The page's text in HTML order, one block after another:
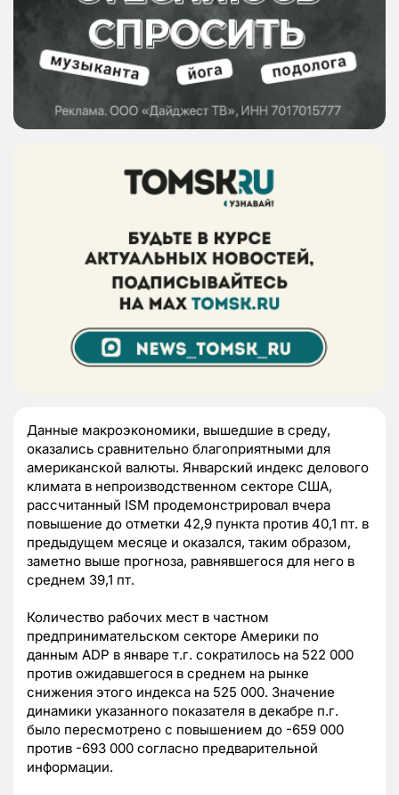
Данные макроэкономики, вышедшие в среду,
оказались сравнительно благоприятными для
американской валюты. Январский индекс делового
климата в непроизводственном секторе США,
рассчитанный ISM продемонстрировал вчера
повышение до отметки 42,9 пункта против 40,1 пт. в
предыдущем месяце и оказался, таким образом,
заметно выше прогноза, равнявшегося для него в
среднем 39,1 пт.
Количество рабочих мест в частном
предпринимательском секторе Америки по
данным ADP в январе т.г. сократилось на 522 000
против ожидавшегося в среднем на рынке
снижения этого индекса на 525 000. Значение
динамики указанного показателя в декабре п.г.
было пересмотрено с повышением до -659 000
против -693 000 согласно предварительной
информации.